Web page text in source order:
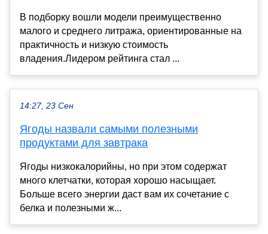
В подборку вошли модели преимущественно
малого и среднего литража, ориентированные на
практичность и низкую стоимость
владения.Лидером рейтинга стал ...
14:27, 23 Сен
Ягоды назвали самыми полезными
продуктами для завтрака
Ягоды низкокалорийны, но при этом содержат
много клетчатки, которая хорошо насыщает.
Больше всего энергии даст вам их сочетание с
белка и полезными ж...